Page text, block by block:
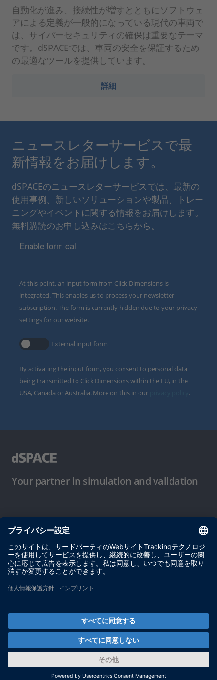
自動化が進み、接続性が増すとともにソフトウェ
アによる定義が一般的になっている現代の車両で
は、サイバーセキュリティの確保は重要なテーマ
です。dSPACEでは、車両の安全を保証するため
の最適なツールを提供しています。
詳細
ニュースレターサービスで最
新情報をお届けします。
dSPACEのニュースレターサービスでは、最新の
使用事例、新しいソリューションや製品、トレー
ニングやイベントに関する情報をお届けします。
無料購読のお申し込みはこちらから。
Enable form call
At this point, an input form from Click Dimensions is
integrated. This enables us to process your newsletter
subscription. The form is currently hidden due to your privacy
settings for our website.
External input form
By activating the input form, you consent to personal data
being transmitted to Click Dimensions within the EU, in the
USA, Canada or Australia. More on this in our
.
Your partner in simulation and validation
ご使用条件
プライバシーポリシー
約款
サイト運営会社情報
© dSPACE